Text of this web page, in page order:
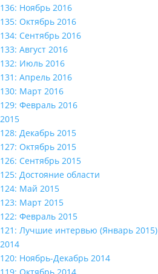
136: Ноябрь 2016
135: Октябрь 2016
134: Сентябрь 2016
133: Август 2016
132: Июль 2016
131: Апрель 2016
130: Март 2016
129: Февраль 2016
2015
128: Декабрь 2015
127: Октябрь 2015
126: Сентябрь 2015
125: Достояние области
124: Май 2015
123: Март 2015
122: Февраль 2015
121: Лучшие интервью (Январь 2015)
2014
120: Ноябрь-Декабрь 2014